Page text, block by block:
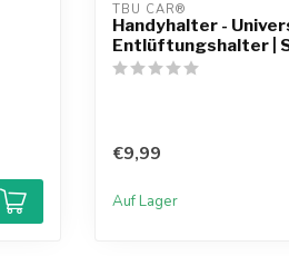
TBU CAR®
Handyhalter -
Entlüftungshalter |
€9,99
Auf Lager